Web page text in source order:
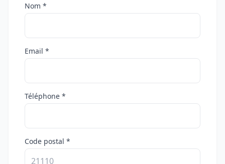
Nom *
Email *
Téléphone *
Code postal *